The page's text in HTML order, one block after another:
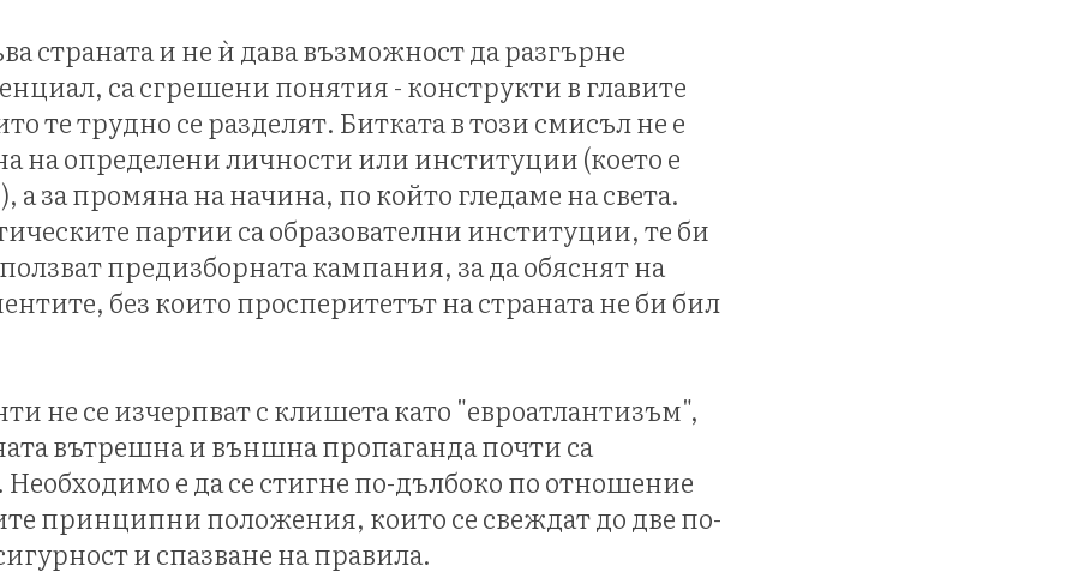
страната и не ѝ дава възможност да разгърне
са сгрешени понятия - конструкти в главите
те трудно се разделят. Битката в този смисъл не е
на определени личности или институции (което е
а за промяна на начина, по който гледаме на света.
партии са образователни институции, те би
предизборната кампания, за да обяснят на
без които просперитетът на страната не би бил
не се изчерпват с клишета като "евроатлантизъм",
вътрешна и външна пропаганда почти са
е да се стигне по-дълбоко по отношение
принципни положения, които се свеждат до две по-
и спазване на правила.